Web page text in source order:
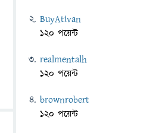
BuyAtivan
120 পয়েন্ট
realmentalh
120 পয়েন্ট
brownrobert
120 পয়েন্ট